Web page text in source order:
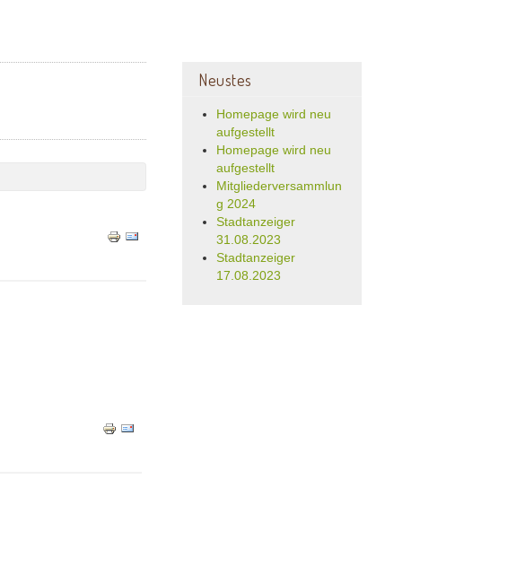
Neustes
Homepage wird neu
aufgestellt
Homepage wird neu
aufgestellt
Mitgliederversammlun
g 2024
Stadtanzeiger
31.08.2023
Stadtanzeiger
17.08.2023